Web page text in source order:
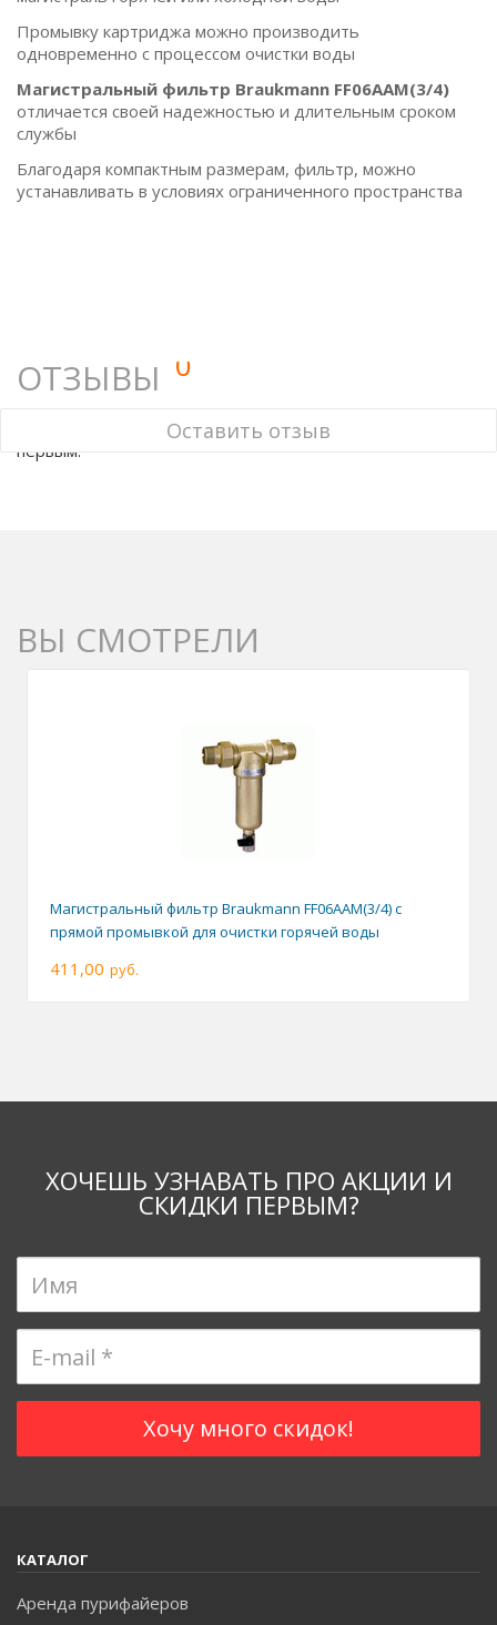
Промывку картриджа можно производить
одновременно с процессом очистки воды
Магистральный фильтр Braukmann FF06AAM(3/4)
отличается своей надежностью и длительным сроком
службы
Благодаря компактным размерам, фильтр, можно
устанавливать в условиях ограниченного пространства
ОТЗЫВЫ 0
Оставить отзыв
У этого товара нет ни одного отзыва. Вы можете стать
первым.
ВЫ СМОТРЕЛИ
Магистральный фильтр Braukmann FF06AAM(3/4) с
прямой промывкой для очистки горячей воды
411,00 руб.
ХОЧЕШЬ УЗНАВАТЬ ПРО АКЦИИ И
СКИДКИ ПЕРВЫМ?
КАТАЛОГ
Аренда пурифайеров